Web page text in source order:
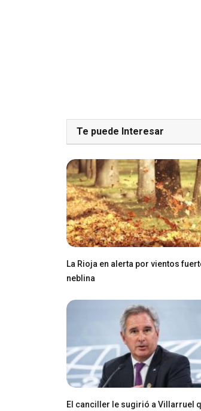
Te puede Interesar
La Rioja en alerta por vientos
neblina
El canciller le sugirió a Villarruel